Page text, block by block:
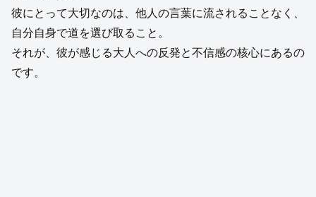
彼にとって大切なのは、他人の言葉に流されることなく、
自分自身で道を選び取ること。
それが、彼が感じる大人への反発と不信感の核心にあるの
です。